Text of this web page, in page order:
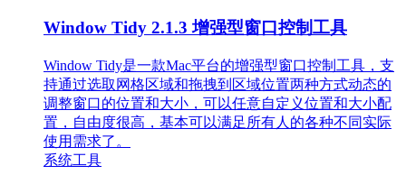
Window Tidy 2.1.3 增强型窗口控制工具
Window Tidy是一款Mac平台的增强型窗口控制工具，支
持通过选取网格区域和拖拽到区域位置两种方式动态的
调整窗口的位置和大小，可以任意自定义位置和大小配
置，自由度很高，基本可以满足所有人的各种不同实际
使用需求了。
系统工具